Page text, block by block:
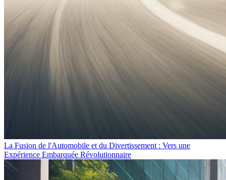
La Fusion de l'Automobile et du Divertissement : Vers une
Expérience Embarquée Révolutionnaire